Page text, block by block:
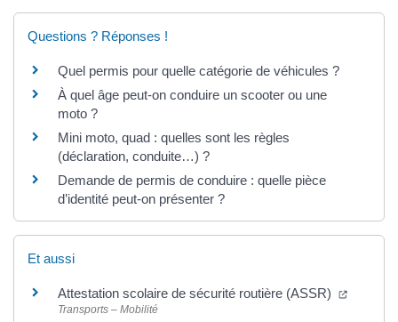
Questions ? Réponses !
Quel permis pour quelle catégorie de véhicules ?
À quel âge peut-on conduire un scooter ou une
moto ?
Mini moto, quad : quelles sont les règles
(déclaration, conduite…) ?
Demande de permis de conduire : quelle pièce
d’identité peut-on présenter ?
Et aussi
Attestation scolaire de sécurité routière (ASSR)
Transports – Mobilité